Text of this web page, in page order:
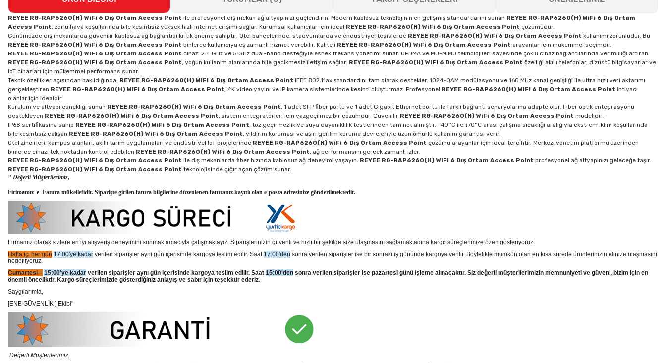
REYEE RG-RAP6260(H) WiFi 6 Dış Ortam Access Point ile profesyonel dış mekan ağ altyapınızı güçlendirin. Modern kablosuz teknolojinin en gelişmiş standartlarını sunan REYEE RG-RAP6260(H) WiFi 6 Dış Ortam
Access Point, zorlu hava koşullarında bile kesintisiz yüksek hızlı internet erişimi sağlar. Kurumsal kullanıcılar için ideal REYEE RG-RAP6260(H) WiFi 6 Dış Ortam Access Point çözümüdür.
Günümüzde dış mekanlarda güvenilir kablosuz ağ bağlantısı kritik öneme sahiptir. Otel bahçelerinde, stadyumlarda ve endüstriyel tesislerde REYEE RG-RAP6260(H) WiFi 6 Dış Ortam Access Point kullanımı zorunludur. Bu
REYEE RG-RAP6260(H) WiFi 6 Dış Ortam Access Point binlerce kullanıcıya eş zamanlı hizmet verebilir. Kaliteli REYEE RG-RAP6260(H) WiFi 6 Dış Ortam Access Point arayanlar için mükemmel seçimdir.
REYEE RG-RAP6260(H) WiFi 6 Dış Ortam Access Point cihazı 2.4 GHz ve 5 GHz dual-band desteğiyle esnek frekans yönetimi sunar. OFDMA ve MU-MIMO teknolojileri sayesinde çoklu cihaz bağlantılarında verimliliği artıran
REYEE RG-RAP6260(H) WiFi 6 Dış Ortam Access Point, yoğun kullanım alanlarında bile gecikmesiz iletişim sağlar. REYEE RG-RAP6260(H) WiFi 6 Dış Ortam Access Point özelliği akıllı telefonlar, dizüstü bilgisayarlar ve
IoT cihazları için mükemmel performans sunar.
Teknik özellikler açısından bakıldığında, REYEE RG-RAP6260(H) WiFi 6 Dış Ortam Access Point IEEE 802.11ax standardını tam olarak destekler. 1024-QAM modülasyonu ve 160 MHz kanal genişliği ile ultra hızlı veri aktarımı
gerçekleştiren REYEE RG-RAP6260(H) WiFi 6 Dış Ortam Access Point, 4K video yayını ve IP kamera sistemlerinde kesinti oluşturmaz. Profesyonel REYEE RG-RAP6260(H) WiFi 6 Dış Ortam Access Point ihtiyacı
olanlar için idealdir.
Kurulum ve altyapı esnekliği sunan REYEE RG-RAP6260(H) WiFi 6 Dış Ortam Access Point, 1 adet SFP fiber portu ve 1 adet Gigabit Ethernet portu ile farklı bağlantı senaryolarına adapte olur. Fiber optik entegrasyonu
destekleyen REYEE RG-RAP6260(H) WiFi 6 Dış Ortam Access Point, sistem entegratörleri için vazgeçilmez bir çözümdür. Güvenilir REYEE RG-RAP6260(H) WiFi 6 Dış Ortam Access Point modelidir.
IP68 sertifikasına sahip REYEE RG-RAP6260(H) WiFi 6 Dış Ortam Access Point, toz geçirmezlik ve suya dayanıklılık testlerinden tam not almıştır. -40°C ile +70°C arası çalışma sıcaklığı aralığıyla ekstrem iklim koşullarında
bile kesintisiz çalışan REYEE RG-RAP6260(H) WiFi 6 Dış Ortam Access Point, yıldırım koruması ve aşırı gerilim koruma devreleriyle uzun ömürlü kullanım garantisi verir.
Otel zincirleri, kampüs alanları, akıllı tarım uygulamaları ve endüstriyel IoT projelerinde REYEE RG-RAP6260(H) WiFi 6 Dış Ortam Access Point çözümü arayanlar için ideal tercihtir. Merkezi yönetim platformu üzerinden
binlerce cihazı tek noktadan kontrol edebilen REYEE RG-RAP6260(H) WiFi 6 Dış Ortam Access Point, ağ performansını gerçek zamanlı izler.
REYEE RG-RAP6260(H) WiFi 6 Dış Ortam Access Point ile dış mekanlarda fiber hızında kablosuz ağ deneyimi yaşayın. REYEE RG-RAP6260(H) WiFi 6 Dış Ortam Access Point profesyonel ağ altyapınızı geleceğe taşır.
REYEE RG-RAP6260(H) WiFi 6 Dış Ortam Access Point teknolojisinde çığır açan çözüm sunar.
‘‘ Değerli Müşterilerimiz,
Firimamız e -Fatura mükellefidir. Siparişte girilen fatura bilgilerine düzenlenen faturanız kayıtlı olan e-posta adresinize gönderilmektedir.
Firmamız olarak sizlere en iyi alışveriş deneyimini sunmak amacıyla çalışmaktayız. Siparişlerinizin güvenli ve hızlı bir şekilde size ulaşmasını sağlamak adına kargo süreçlerimize özen gösteriyoruz.
Hafta içi her gün 17:00'ye kadar verilen siparişler aynı gün içerisinde kargoya teslim edilir. Saat 17:00'den sonra verilen siparişler ise bir sonraki iş gününde kargoya verilir. Böylelikle mümkün olan en kısa sürede ürünlerinizin elinize ulaşmasını
hedefliyoruz.
Cumartesi – 15:00'ye kadar verilen siparişler aynı gün içerisinde kargoya teslim edilir. Saat 15:00'den sonra verilen siparişler ise pazartesi günü işleme alınacaktır. Siz değerli müşterilerimizin memnuniyeti ve güveni, bizim için en
önemli önceliktir. Kargo süreçlerimizde gösterdiğiniz anlayış ve sabır için teşekkür ederiz.
Saygılarımla,
[ENB GÜVENLİK ] Ekibi"
Değerli Müşterilerimiz,